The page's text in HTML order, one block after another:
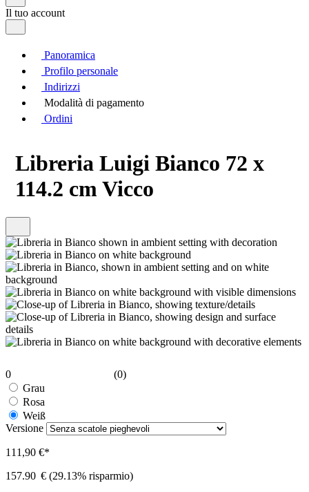
Il tuo account
Panoramica
Profilo personale
Indirizzi
Modalità di pagamento
Ordini
Libreria Luigi Bianco 72 x
114.2 cm Vicco
0
(0)
Grau
Rosa
Weiß
Versione
111,90 €*
157.90 € (29.13% risparmio)